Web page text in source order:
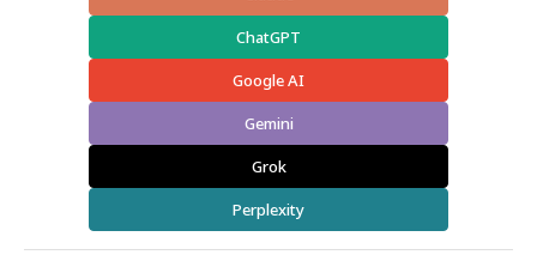
ChatGPT
Google AI
Gemini
Grok
Perplexity